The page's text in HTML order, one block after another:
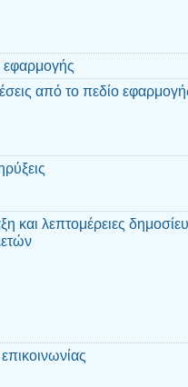
από το πεδίο
και λεπτομέρειες